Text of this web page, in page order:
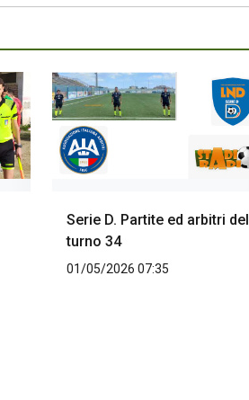
Serie D. Partite ed arbitri del
turno 34
01/05/2026 07:35